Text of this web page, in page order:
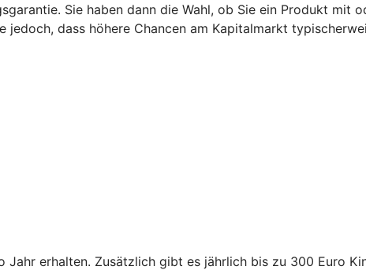
Sie haben dann die Wahl, ob Sie ein Produkt mit
dass höhere Chancen am Kapitalmarkt
erhalten. Zusätzlich gibt es jährlich bis zu 300 Euro